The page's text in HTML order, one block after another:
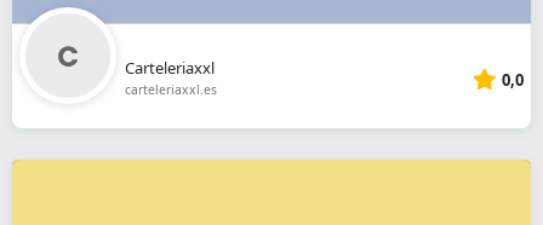
Carteleriaxxl
carteleriaxxl.es 0,0